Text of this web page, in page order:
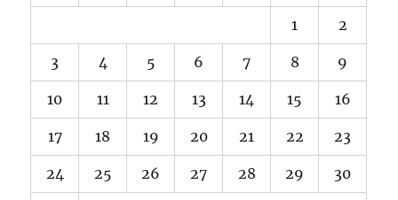
1 2
3 4 5 6 7 8 9
10 11 12 13 14 15 16
17 18 19 20 21 22 23
24 25 26 27 28 29 30